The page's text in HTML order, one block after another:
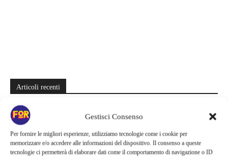
Gestisci Consenso
Per fornire le migliori esperienze, utilizziamo tecnologie come i cookie per
memorizzare e/o accedere alle informazioni del dispositivo. Il consenso a queste
tecnologie ci permetterà di elaborare dati come il comportamento di navigazione o ID
Articoli recenti
Quattro storie complete in meno di 6 episodi su Netflix: le miniserie
da divorare che lasciano il segno
Zombie e sentimenti invadono Prime Video | Una coppia deve
attraversare Seoul durante l’apocalisse: il K-drama da recuperare